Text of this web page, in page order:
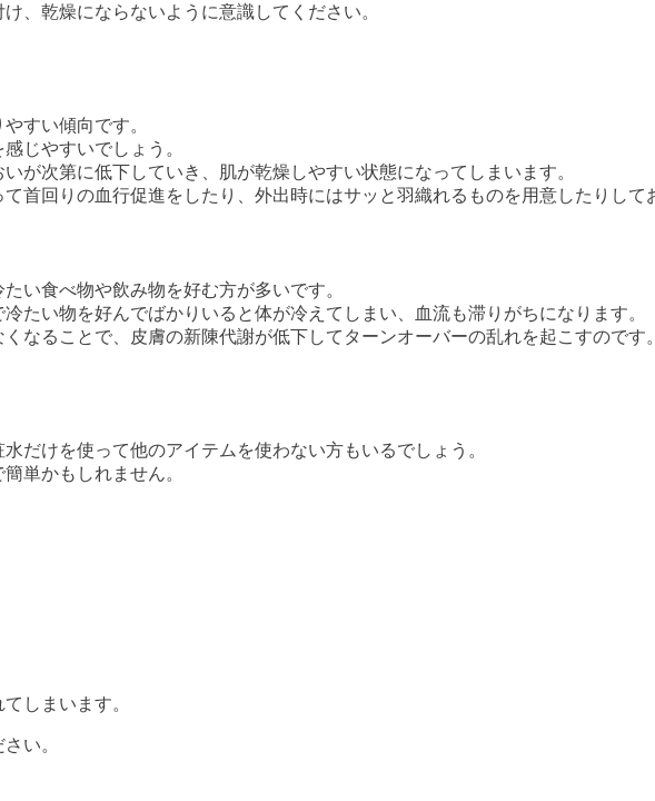
、乾燥にならないように意識してください。
すい傾向です。
じやすいでしょう。
が次第に低下していき、肌が乾燥しやすい状態になってしまいます。
首回りの血行促進をしたり、外出時にはサッと羽織れるものを用意したりして
い食べ物や飲み物を好む方が多いです。
たい物を好んでばかりいると体が冷えてしまい、血流も滞りがちになります。
なることで、
皮膚の新陳代謝が低下してターンオーバーの乱れを起こすのです。
だけを使って他のアイテムを使わない方もいるでしょう。
単かもしれません。
しまいます。
い。